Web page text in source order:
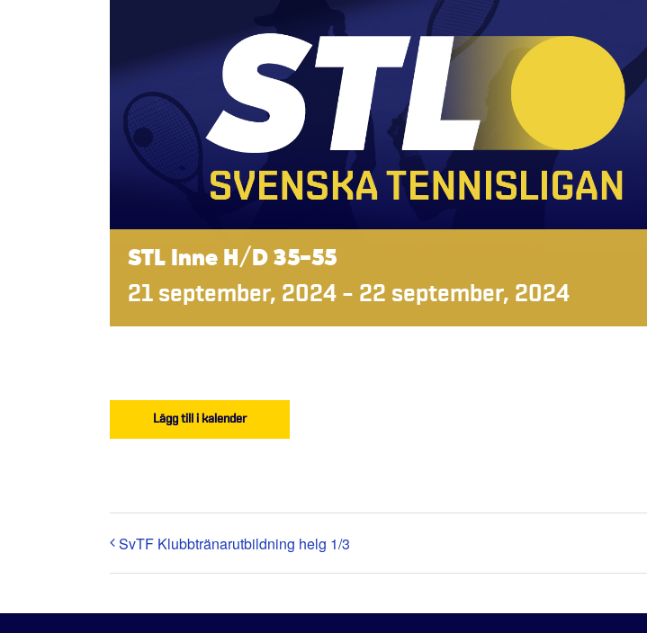
STL Inne H/D 35-55
21 september, 2024 – 22 september, 2024
Lägg till i kalender
SvTF Klubbtränarutbildning helg 1/3